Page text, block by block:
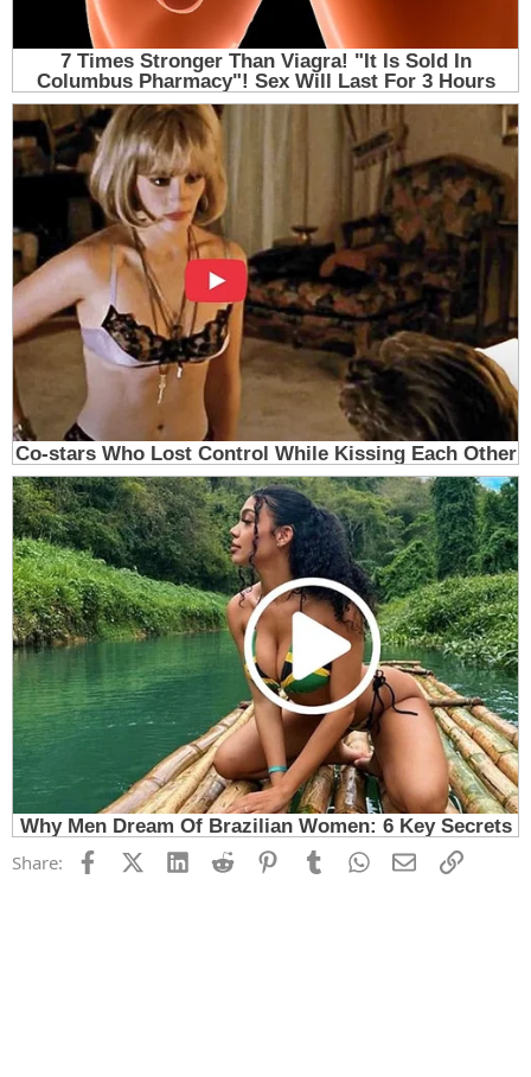
Share: FacebookX (Twitter)
LinkedInReddit PinterestTumblrWhatsApp
EmailLink